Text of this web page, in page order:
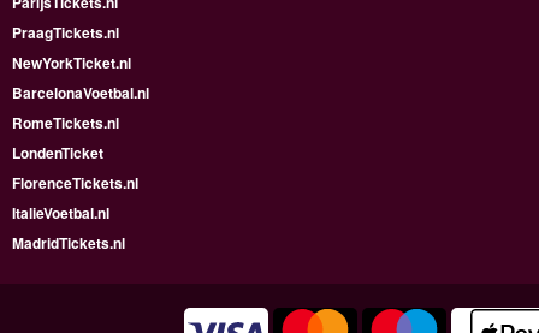
PraagTickets.nl
NewYorkTicket.nl
BarcelonaVoetbal.nl
RomeTickets.nl
LondenTicket
FlorenceTickets.nl
ItalieVoetbal.nl
MadridTickets.nl